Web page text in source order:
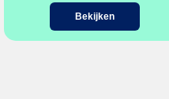
Bekijken